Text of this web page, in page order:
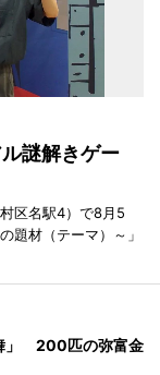
謎解きゲー
区名駅4）で8月5
題材（テーマ）～」
」 200匹の弥富金